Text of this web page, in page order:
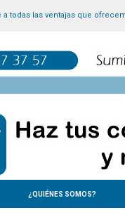
a todas las ventajas que
¿QUIÉNES SOMOS?